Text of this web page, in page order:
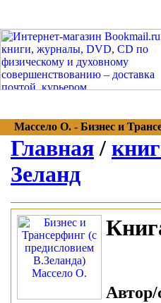
Массело О. - Бизнес и
Главная /
Зеланд
Автор/